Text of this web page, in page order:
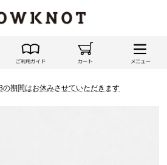
の期間はお休みさせていただきます